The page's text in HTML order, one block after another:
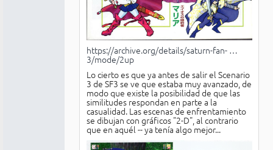
https://archive.org/details/saturn-fan- …
3/mode/2up
Lo cierto es que ya antes de salir el Scenario
3 de SF3 se ve que estaba muy avanzado, de
modo que existe la posibilidad de que las
similitudes respondan en parte a la
casualidad. Las escenas de enfrentamiento
se dibujan con gráficos "2-D", al contrario
que en aquél -- ya tenía algo mejor...